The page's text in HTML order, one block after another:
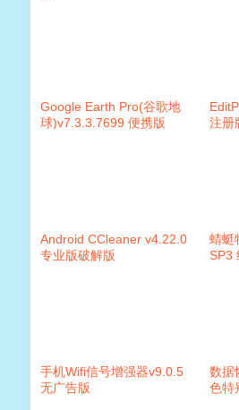
Google Earth Pro(谷歌地
球)v7.3.3.7699 便携版
注册
Android CCleaner v4.22.0
专业版破解版
蜻蜓
SP3
手机Wifi信号增强器v9.0.5
无广告版
数据
色特